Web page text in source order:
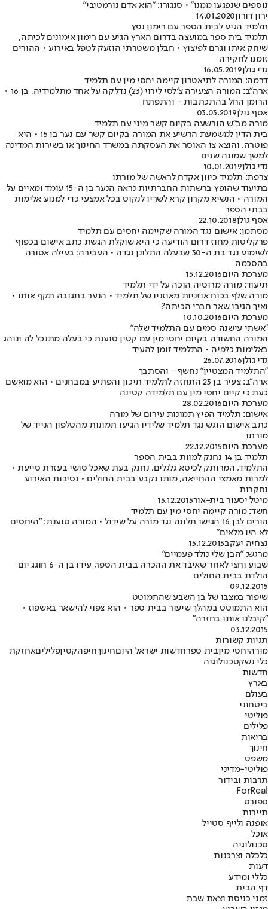
נוספים שנפגעו ממנו" • סנגורו: "הוא אדם נורמטיבי"
ירון דורון14.01.2020
תלמיד הגיע לבית הספר עם רימון נפץ
תלמיד בית ספר במועצה בדרום הארץ הגיע עם רימון אימונים לכיתה,
שיחק איתו וגרם לפיצוץ • חבלן משטרתי הוזעק לטפל באירוע • ההורים
זומנו לחקירה
גדי גולן16.05.2019
דרמה: המורה לתיאטרון קיימה יחסי מין עם תלמיד
ארה"ב: המורה הצעירה צ'לסי לירוי (23) נדלקה על אחד מתלמידיה, בן 16 •
הרומן החל בהתכתבות - והתפתח
אסף גולן03.03.2019
מורה מב"ש הורשעה בקיום קשר מיני עם תלמיד
בית הדין למשמעת הרשיע את המורה בקיום קשר עם נער בן 15 • היא
פוטרה, והוצא צו האוסר את העסקתה במשרד החינוך או בשירות המדינה
למשך שמונה שנים
גדי גולן10.01.2019
צרפת: תלמיד כיוון אקדח לראשה של מורתו
בתיעוד שהופץ ברשתות החברתיות נראה הנער בן ה-15 עומד ומאיים על
המורה • הנשיא מקרון קרא לשריו לנקוט בכל אמצעי כדי למנוע אלימות
בבתי הספר
אסף גולן22.10.2018
מסתמן: אישום נגד המורה שקיימה יחסים עם תלמיד
פרקליטות מחוז דרום הודיעה כי היא שוקלת הגשת כתב אישום בכפוף
לשימוע נגד בת ה-30 שבעלה התלונן נגדה • העבירה: בעילה אסורה
בהסכמה
מערכת היום15.12.2016
תיעוד: מורה מרוסיה הוכה על ידי תלמיד
מורה שלף בכוח אוזניות מאוזניו של תלמיד • הנער בתגובה תקף אותו •
ואיך הגיבו שאר חברי הכיתה?
מערכת היום10.10.2016
"אשתי עישנה סמים עם התלמיד שלה"
המורה החשודה בקיום יחסי מין עם קטין טוענת כי בעלה מתנכל לה ונוהג
באלימות כלפיה • התלמיד זומן להעיד
גדי גולן26.07.2016
"התלמיד המצטיין" נחשף - והסתבך
ארה"ב: צעיר בן 23 התחזה לתלמיד תיכון והפתיע במבחנים • הוא מואשם
כעת כי קיים יחסי מין עם תלמידה קטינה
מערכת היום28.02.2016
אישום: תלמיד הפיץ תמונות עירום של מורה
כתב אישום הוגש נגד תלמיד שלידיו הגיעו תמונות מהטלפון הנייד של
מורתו
מערכת היום22.12.2015
תלמיד בן 14 נחנק למוות בבית הספר
התלמיד, המרותק לכיסא גלגלים, נחנק בעת שאכל סושי בעזרת סייעת •
למרות מאמצי ההחייאה, מותו נקבע בבית החולים • נסיבות האירוע
נחקרות
מיטל יסעור בית-אור15.12.2015
חשד: מורה קיימה יחסי מין עם תלמיד
הורים לבן 16 הגישו תלונה נגד מורה על שידול • המורה טוענת: "היחסים
לא היו מלאים"
נצחיה יעקב15.12.2015
מרגש: "הבן שלי נולד פעמיים"
שבוע וחצי לאחר שאיבד את ההכרה בבית הספר, עידו בן ה-6 חוגג יום
הולדת בבית החולים
09.12.2015
שיפור במצבו של בן השבע שהתמוטט
הוא התמוטט במהלך שיעור בבית ספר • הוא צפוי להישאר באשפוז •
"קיבלנו אותו בחזרה"
03.12.2015
תגיות קשורות
מורהיחסי מיןבית ספרחדשות ישראל היוםחינוךחיפהקטיןפליליםאחזקת
כלי נשקטכנולוגיה
חדשות
בארץ
בעולם
ביטחוני
פוליטי
פלילים
בריאות
חינוך
משפט
פוליטי-מדיני
תרבות ובידור
ForReal
ספורט
תיירות
אופנה ולייף סטייל
אוכל
טכנולוגיה
כלכלה וצרכנות
דעות
כללי ומידע
דף הבית
זמני כניסת וצאת שבת